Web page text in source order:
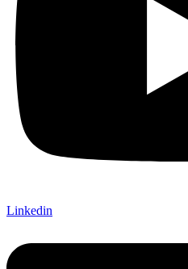
Linkedin